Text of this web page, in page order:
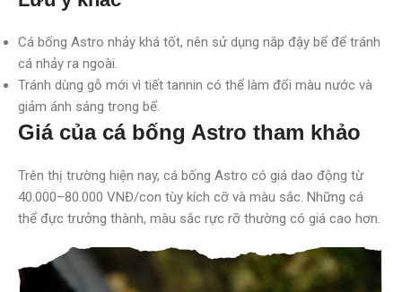
Cá bống Astro nhảy khá tốt, nên sử dụng nắp đậy bể để tránh
cá nhảy ra ngoài.
Tránh dùng gỗ mới vì tiết tannin có thể làm đổi màu nước và
giảm ánh sáng trong bể.
Giá của cá bống Astro tham khảo
Trên thị trường hiện nay, cá bống Astro có giá dao động từ
40.000–80.000 VNĐ/con tùy kích cỡ và màu sắc. Những cá
thể đực trưởng thành, màu sắc rực rỡ thường có giá cao hơn.